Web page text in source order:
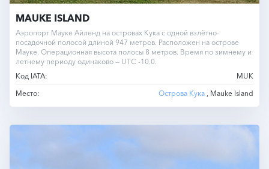
MAUKE ISLAND
Аэропорт Мауке Айленд на островах Кука с одной взлётно-
посадочной полосой длиной 947 метров. Расположен на острове
Мауке. Операционная высота полосы 8 метров. Время по зимнему и
летнему периоду одинаково — UTC -10.0.
Код IATA:
MUK
Место:
Острова Кука , Mauke Island